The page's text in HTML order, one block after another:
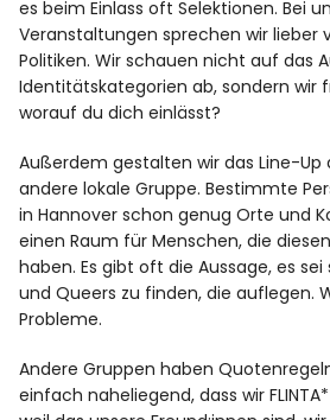
es beim Einlass oft Selektionen. Bei
Veranstaltungen sprechen wir lieber
Politiken. Wir schauen nicht auf das
Identitätskategorien ab, sondern wir
worauf du dich einlässt?
Außerdem gestalten wir das Line-Up
andere lokale Gruppe. Bestimmte
in Hannover schon genug Orte und
einen Raum für Menschen, die
haben. Es gibt oft die Aussage, es sei
und Queers zu finden, die auflegen.
Probleme.
Andere Gruppen haben
einfach naheliegend, dass wir